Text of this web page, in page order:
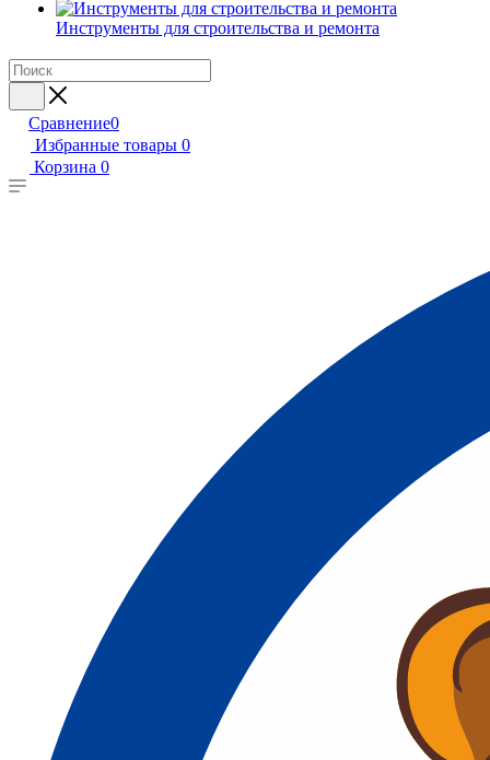
Инструменты для строительства и ремонта
Сравнение0
Избранные товары 0
Корзина 0